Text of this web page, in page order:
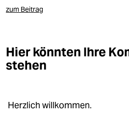
zum Beitrag
Hier könnten Ihre
stehen
Herzlich willkommen.